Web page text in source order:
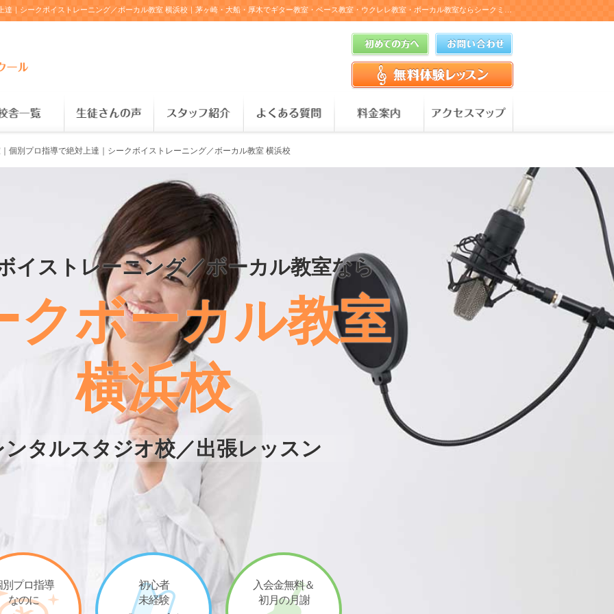
個別プロ指導で絶対上達｜シークボイストレーニング／ボーカル教室 横浜校
イストレーニング／ボーカル教室なら
クボーカル教室
横浜校
ンタルスタジオ校／出張レッスン
別プロ指導
なのに
初心者
未経験
入会金無料＆
初月の月謝